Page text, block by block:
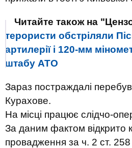
Читайте також на
терористи обстріляли
артилерії і 120-мм
штабу АТО
Зараз постраждалі
Курахове.
На місці працює слідчо-
За даним фактом відкрито
провадження за ч. 2 ст.